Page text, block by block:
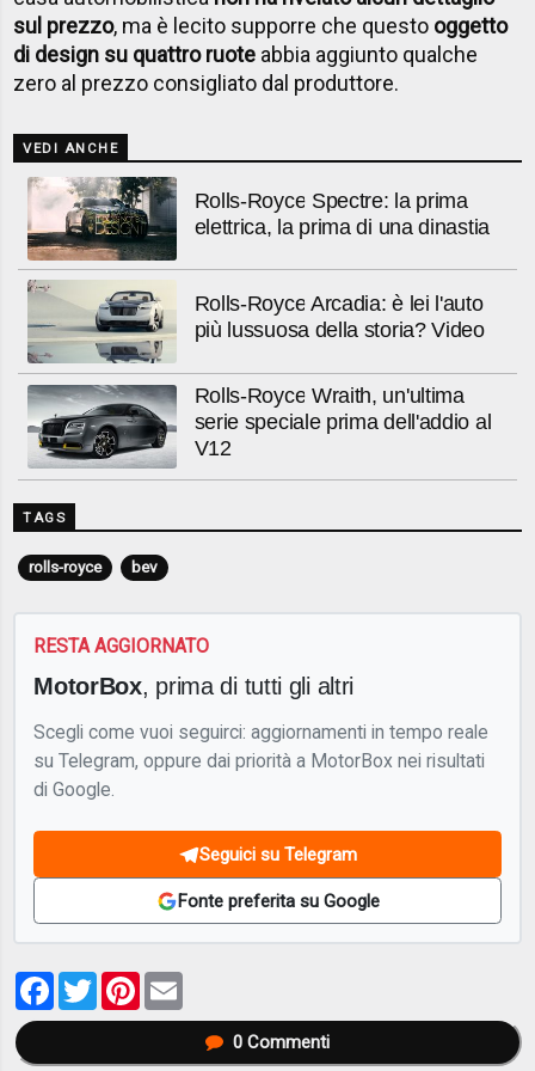
sul prezzo, ma è lecito supporre che questo oggetto
di design su quattro ruote abbia aggiunto qualche
zero al prezzo consigliato dal produttore.
VEDI ANCHE
Rolls-Royce Spectre: la prima
elettrica, la prima di una dinastia
Rolls-Royce Arcadia: è lei l'auto
più lussuosa della storia? Video
Rolls-Royce Wraith, un'ultima
serie speciale prima dell'addio al
V12
TAGS
rolls-royce bev
RESTA AGGIORNATO
MotorBox, prima di tutti gli altri
Scegli come vuoi seguirci: aggiornamenti in tempo reale
su Telegram, oppure dai priorità a MotorBox nei risultati
di Google.
Seguici su Telegram
Fonte preferita su Google
Facebook
TwitterPinterest
0Commenti